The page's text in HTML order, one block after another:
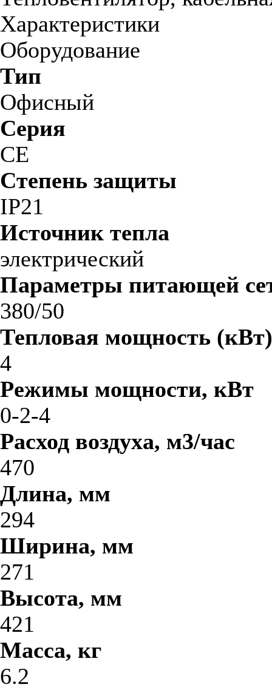
Характеристики
Оборудование
Тип
Офисный
Серия
CE
Степень защиты
IP21
Источник тепла
электрический
Параметры питающей
380/50
Тепловая мощность (кВт)
4
Режимы мощности, кВт
0-2-4
Расход воздуха, м3/час
470
Длина, мм
294
Ширина, мм
271
Высота, мм
421
Масса, кг
6.2